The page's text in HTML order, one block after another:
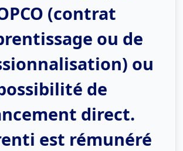
(contrat
ou de
ou
de
direct.
est rémunéré